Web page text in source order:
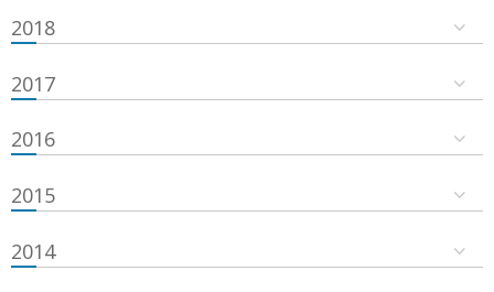
2018
2017
2016
2015
2014